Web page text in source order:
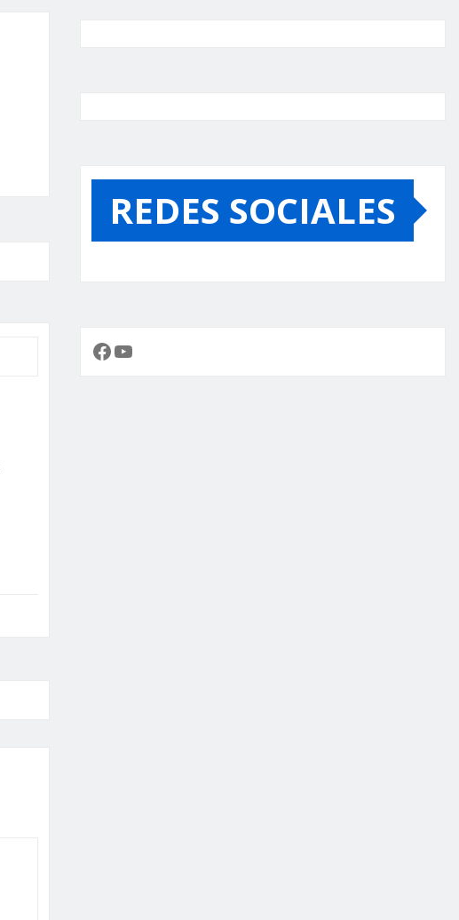
REDES SOCIALES
Facebook
YouTube